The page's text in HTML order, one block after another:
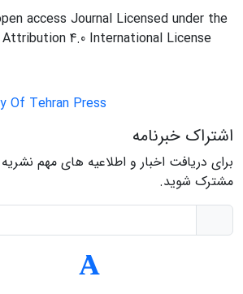
access Journal Licensed under the
4.0 International License
Of Tehran Press
اشتراک خبرنامه
برای دریافت اخبار و اطلاعیه های مهم
مشترک شوید.